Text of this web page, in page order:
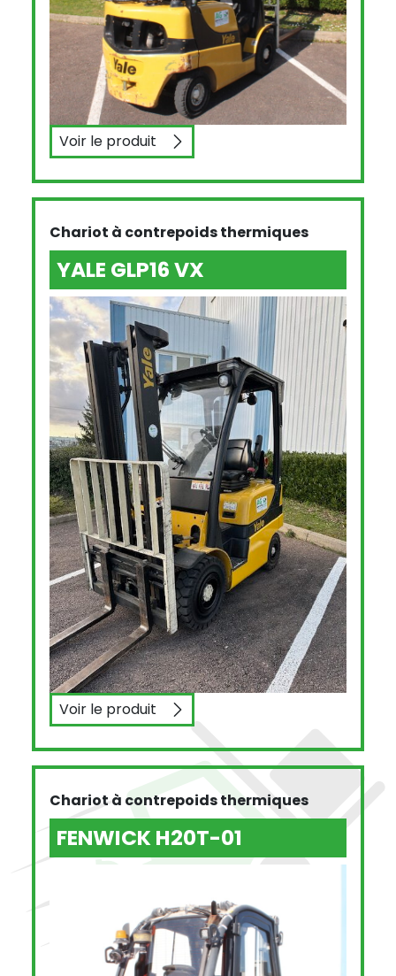
Voir le produitYALE GLP16VX
Chariot à contrepoids thermiques
YALE GLP16 VX
Voir le produitYALE GLP16 VX
Chariot à contrepoids thermiques
FENWICK H20T-01